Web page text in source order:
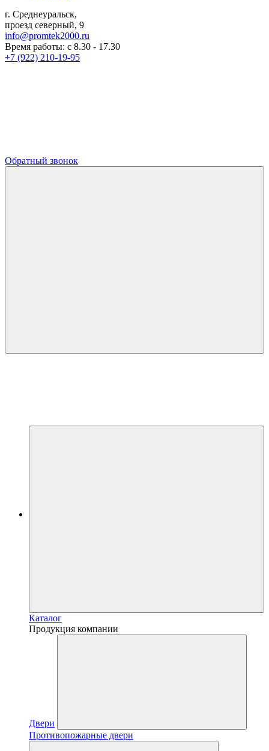
г. Среднеуральск,
проезд северный, 9
info@promtek2000.ru
Время работы: с 8.30 - 17.30
+7 (922) 210-19-95
Обратный звонок
Каталог
Продукция компании
Двери
Противопожарные двери